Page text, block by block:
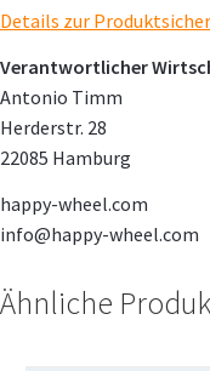
Details zur
Verantwortlicher
Antonio Timm
Herderstr. 28
22085 Hamburg
happy-wheel.com
info@happy-wheel.com
Ähnliche